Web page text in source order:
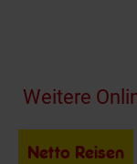
Fußzeile
Weitere
Netto Reisen